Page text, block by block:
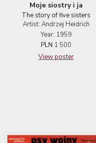
Moje siostry i ja
The story of five sisters
Artist: Andrzej Heidrich
Year: 1959
PLN 1 500
View poster